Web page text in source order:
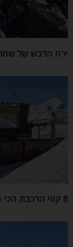
ירח הדבש של שחר